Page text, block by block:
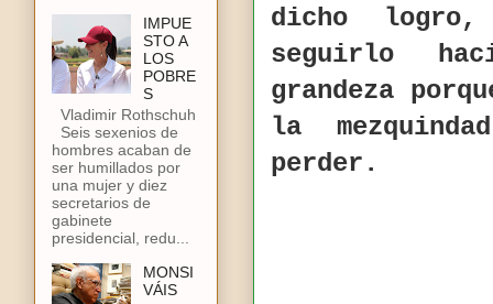
dicho
seguirlo
grandeza
la
perder.
IMPUE
STO A
LOS
POBRE
S
Vladimir Rothschuh
Seis sexenios de
hombres acaban de
ser humillados por
una mujer y diez
secretarios de
gabinete
presidencial, redu...
MONSI
VÁIS